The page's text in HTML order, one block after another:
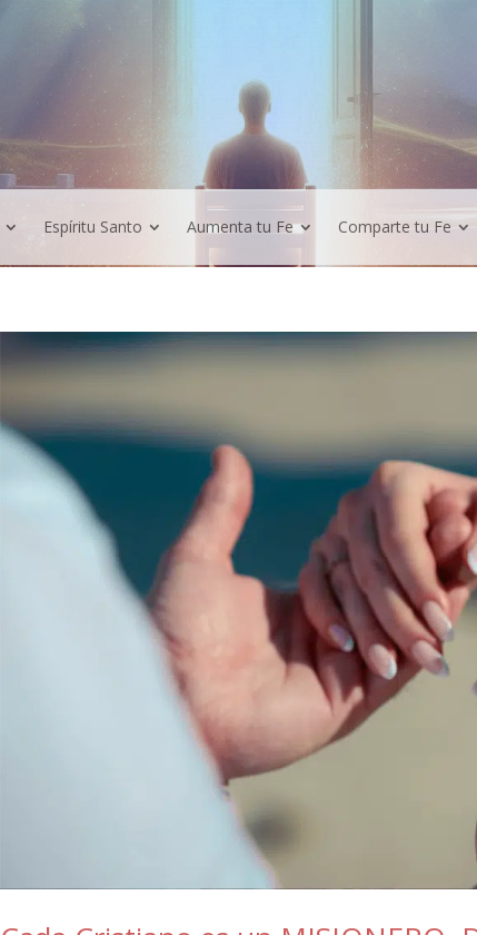
Espíritu Santo Aumenta tu Fe Comparte tu Fe